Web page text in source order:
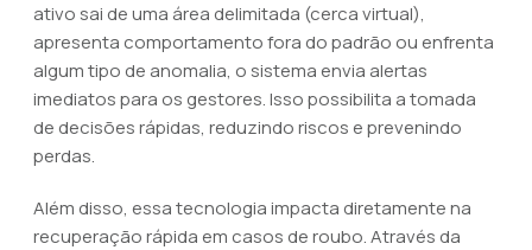
ativo sai de uma área delimitada (cerca virtual),
apresenta comportamento fora do padrão ou enfrenta
algum tipo de anomalia, o sistema envia alertas
imediatos para os gestores. Isso possibilita a tomada
de decisões rápidas, reduzindo riscos e prevenindo
perdas.
Além disso, essa tecnologia impacta diretamente na
recuperação rápida em casos de roubo. Através da